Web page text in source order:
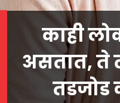
काही
असतात, ते
तडजोड